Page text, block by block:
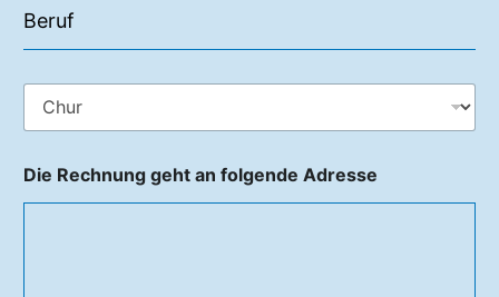
Die Rechnung geht an folgende Adresse